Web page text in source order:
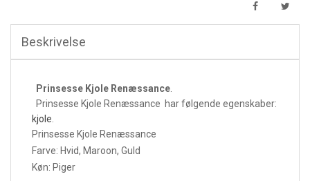
Beskrivelse
Prinsesse Kjole Renæssance
Prinsesse Kjole Renæssance har følgende egenskaber:
kjole
Prinsesse Kjole Renæssance
Farve: Hvid, Maroon, Guld
Køn: Piger